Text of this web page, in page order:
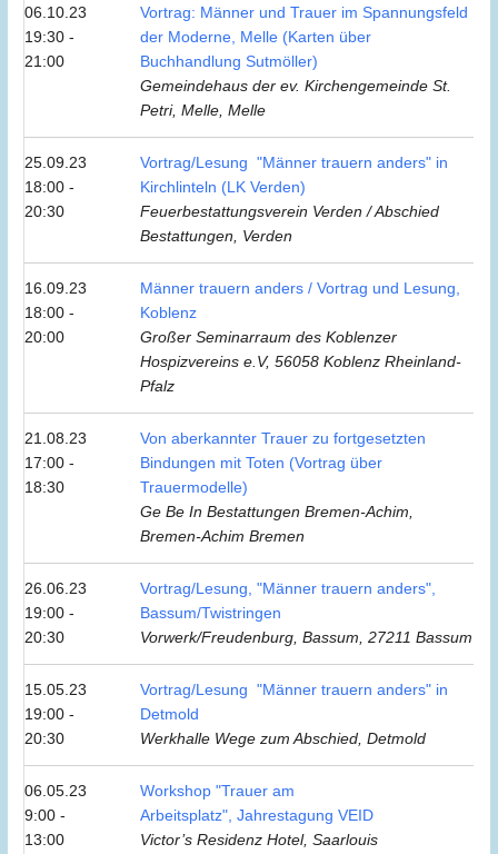
06.10.23
19:30 -
21:00
Vortrag: Männer und Trauer im Spannungsfeld
der Moderne, Melle (Karten über
Buchhandlung Sutmöller)
Gemeindehaus der ev. Kirchengemeinde St.
Petri, Melle, Melle
25.09.23
18:00 -
20:30
Vortrag/Lesung "Männer trauern anders" in
Kirchlinteln (LK Verden)
Feuerbestattungsverein Verden / Abschied
Bestattungen, Verden
16.09.23
18:00 -
20:00
Männer trauern anders / Vortrag und Lesung,
Koblenz
Großer Seminarraum des Koblenzer
Hospizvereins e.V, 56058 Koblenz Rheinland-
Pfalz
21.08.23
17:00 -
18:30
Von aberkannter Trauer zu fortgesetzten
Bindungen mit Toten (Vortrag über
Trauermodelle)
Ge Be In Bestattungen Bremen-Achim,
Bremen-Achim Bremen
26.06.23
19:00 -
20:30
Vortrag/Lesung, "Männer trauern anders",
Bassum/Twistringen
Vorwerk/Freudenburg, Bassum, 27211 Bassum
15.05.23
19:00 -
20:30
Vortrag/Lesung "Männer trauern anders" in
Detmold
Werkhalle Wege zum Abschied, Detmold
06.05.23
9:00 -
13:00
Workshop "Trauer am
Arbeitsplatz", Jahrestagung VEID
Victor’s Residenz Hotel, Saarlouis